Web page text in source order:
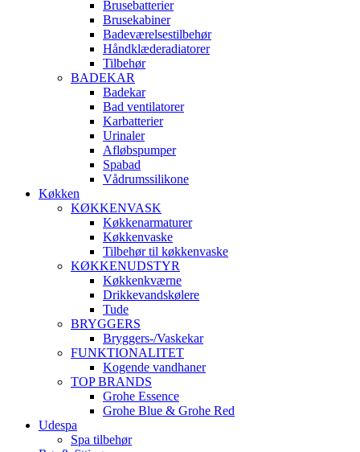
Brusebatterier
Brusekabiner
Badeværelsestilbehør
Håndklæderadiatorer
Tilbehør
BADEKAR
Badekar
Bad ventilatorer
Karbatterier
Urinaler
Afløbspumper
Spabad
Vådrumssilikone
Køkken
KØKKENVASK
Køkkenarmaturer
Køkkenvaske
Tilbehør til køkkenvaske
KØKKENUDSTYR
Køkkenkværne
Drikkevandskølere
Tude
BRYGGERS
Bryggers-/Vaskekar
FUNKTIONALITET
Kogende vandhaner
TOP BRANDS
Grohe Essence
Grohe Blue & Grohe Red
Udespa
Spa tilbehør